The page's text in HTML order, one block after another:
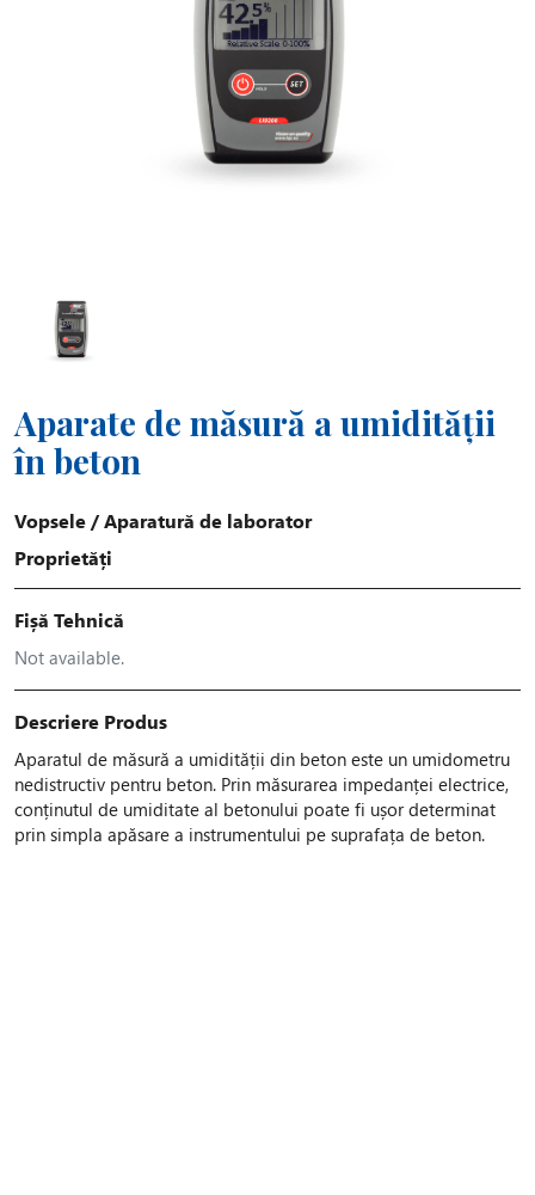
Aparate de măsură a umidității
în beton
Vopsele /Aparatură de laborator
Proprietăți
Fișă Tehnică
Not available.
Descriere Produs
Aparatul de măsură a umidității din beton este un umidometru
nedistructiv pentru beton. Prin măsurarea impedanței electrice,
conținutul de umiditate al betonului poate fi ușor determinat
prin simpla apăsare a instrumentului pe suprafața de beton.